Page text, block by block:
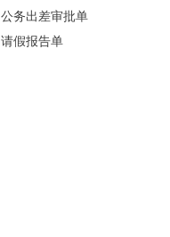
公务出差审批单
请假报告单